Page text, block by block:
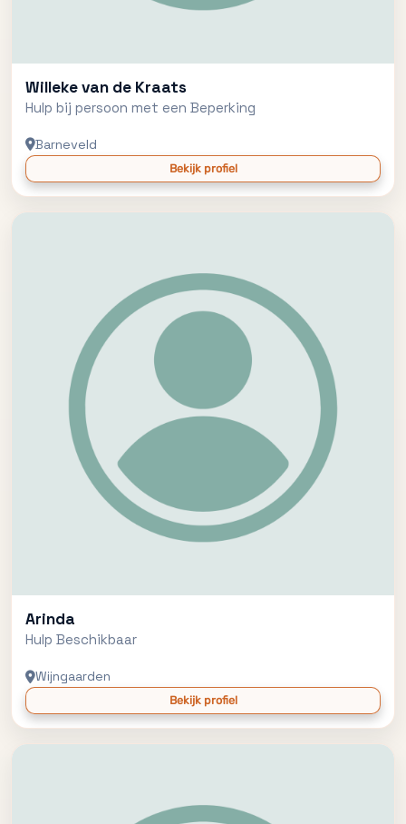
Willeke van de Kraats
Hulp bij persoon met een Beperking
Barneveld
Bekijk profiel
Arinda
Hulp Beschikbaar
Wijngaarden
Bekijk profiel